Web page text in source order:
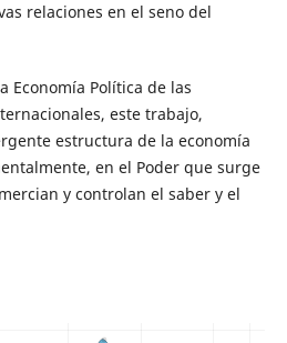
relaciones en el seno del
Economía Política de las
este trabajo,
estructura de la economía
en el Poder que surge
y controlan el saber y el